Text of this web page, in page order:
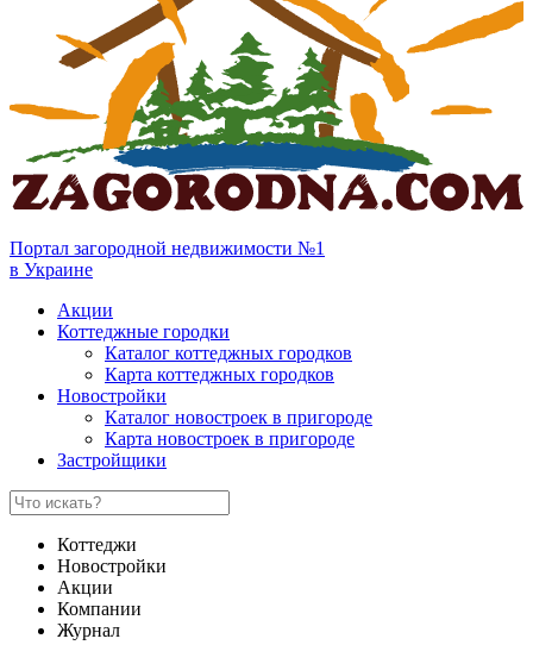
Портал загородной недвижимости №1
в Украине
Акции
Коттеджные городки
Каталог коттеджных городков
Карта коттеджных городков
Новостройки
Каталог новостроек в пригороде
Карта новостроек в пригороде
Застройщики
Коттеджи
Новостройки
Акции
Компании
Журнал